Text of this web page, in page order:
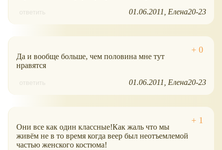
ответить 01.06.2011 Елена20-23
Да и вообще больше, чем половина мне тут
нравятся
ответить 01.06.2011 Елена20-23
Они все как один классные!Как жаль что мы
живём не в то время когда веер был неотъемлемой
частью женского костюма!